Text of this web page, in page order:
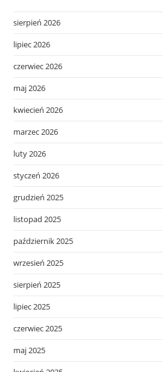
sierpień 2026
lipiec 2026
czerwiec 2026
maj 2026
kwiecień 2026
marzec 2026
luty 2026
styczeń 2026
grudzień 2025
listopad 2025
październik 2025
wrzesień 2025
sierpień 2025
lipiec 2025
czerwiec 2025
maj 2025